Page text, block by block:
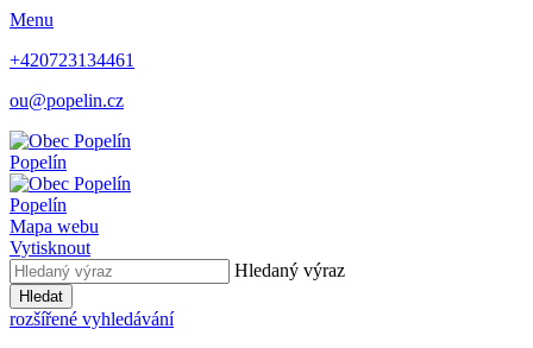
Menu
+420723134461
ou@popelin.cz
Popelín
Popelín
Mapa webu
Vytisknout
Hledaný výraz
Hledat
rozšířené vyhledávání